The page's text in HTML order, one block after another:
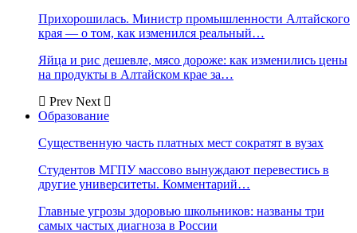
Прихорошилась. Министр промышленности Алтайского
края — о том, как изменился реальный…
Яйца и рис дешевле, мясо дороже: как изменились цены
на продукты в Алтайском крае за…
Prev Next
Образование
Существенную часть платных мест сократят в вузах
Студентов МГПУ массово вынуждают перевестись в
другие университеты. Комментарий…
Главные угрозы здоровью школьников: названы три
самых частых диагноза в России